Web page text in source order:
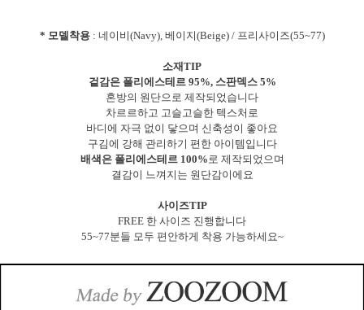
* 모델착용: 네이비(Navy), 베이지(Beige) / 프리사이즈(55~77)
소재TIP
겉감은 폴리에스테르 95%, 스판덱스 5%
혼방의 원단으로 제작되었습니다
차르르하고 고슬고슬한 텍스처로
바디에 자극 없이 닿으며 신축성이 좋아요
구김에 강해 관리하기 편한 아이템입니다
배색은 폴리에스테르 100%로 제작되었으며
결감이 느껴지는 원단감이에요
사이즈TIP
FREE 한 사이즈 진행합니다
55~77분들 모두 편안하게 착용 가능하세요~